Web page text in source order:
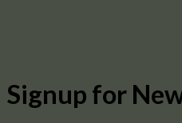
Signup for